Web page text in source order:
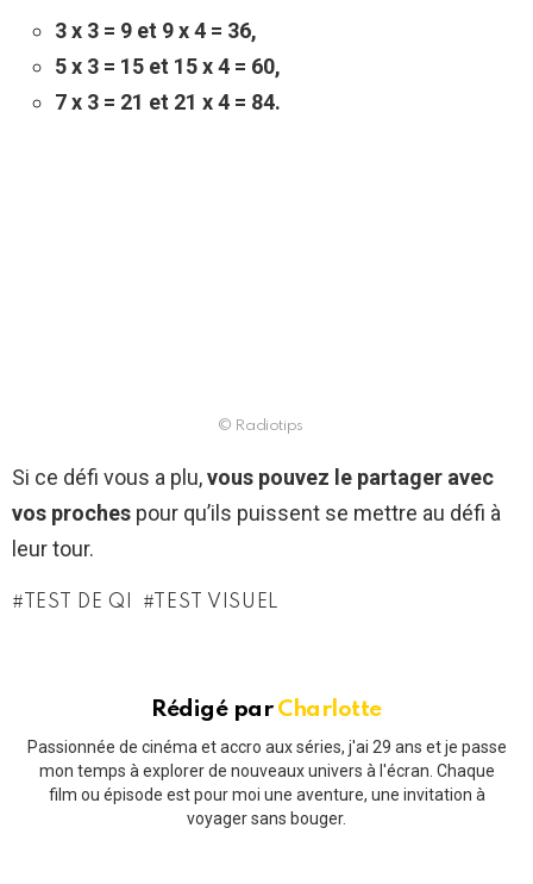
3 x 3 = 9 et 9 x 4 = 36,
5 x 3 = 15 et 15 x 4 = 60,
7 x 3 = 21 et 21 x 4 = 84.
© Radiotips
Si ce défi vous a plu,vous pouvez le partager avec
vos proches pour qu’ils puissent se mettre au défi à
leur tour.
TEST DE QI TEST VISUEL
Rédigé par Charlotte
Passionnée de cinéma et accro aux séries, j'ai 29 ans et je passe
mon temps à explorer de nouveaux univers à l'écran. Chaque
film ou épisode est pour moi une aventure, une invitation à
voyager sans bouger.